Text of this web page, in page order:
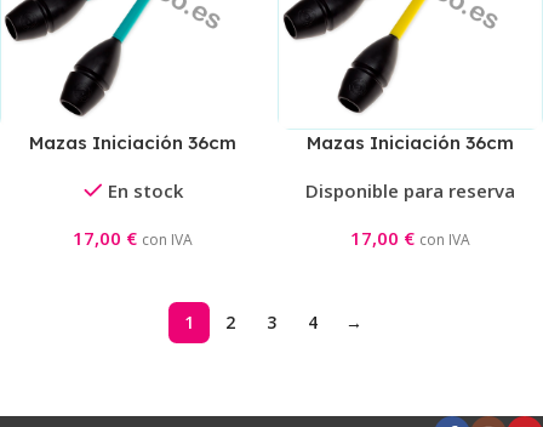
Mazas Iniciación 36cm
En stock
17,00 € con IVA
Mazas Iniciación 36cm
Disponible para reserva
17,00 € con IVA
1 2 3 4 →